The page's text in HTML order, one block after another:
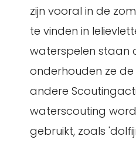
zijn vooral in de
te vinden in
waterspelen staan
onderhouden ze
andere
waterscouting
gebruikt, zoals